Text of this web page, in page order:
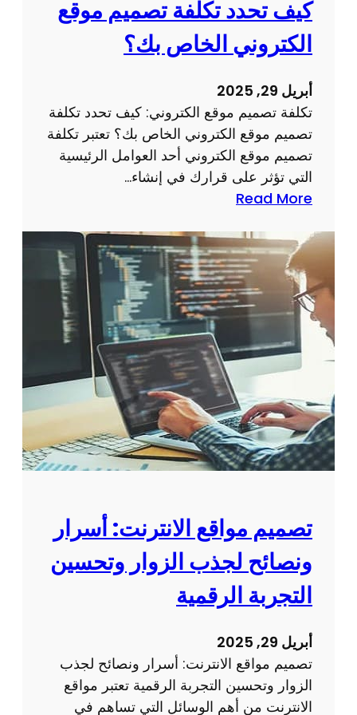
م
ق
ر
ج
م
و
ا
ق
ع
ذ
ا
ت
خ
ب
ر
كيف تحدد تكلفة تصميم موقع
الكتروني الخاص بك؟
أبريل 29, 2025
تكلفة تصميم موقع الكتروني: كيف تحدد تكلفة
تصميم موقع الكتروني الخاص بك؟ تعتبر تكلفة
تصميم موقع الكتروني أحد العوامل الرئيسية
التي تؤثر على قرارك في إنشاء…
Read More
ك
ل
ف
ة
ص
ي
م
م
و
ل
ك
ت
ر
ن
ي
:
تصميم مواقع الانترنت: أسرار
ونصائح لجذب الزوار وتحسين
التجربة الرقمية
أبريل 29, 2025
تصميم مواقع الانترنت: أسرار ونصائح لجذب
الزوار وتحسين التجربة الرقمية تعتبر مواقع
الانترنت من أهم الوسائل التي تساهم في